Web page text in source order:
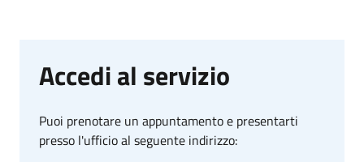
Accedi al servizio
Puoi prenotare un appuntamento e presentarti
presso l'ufficio al seguente indirizzo: